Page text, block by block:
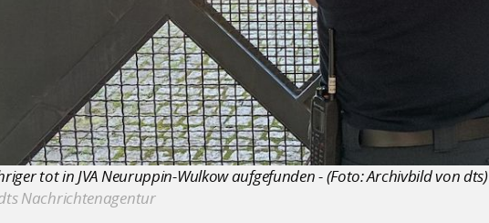
tot in JVA Neuruppin-Wulkow aufgefunden - (Foto: Archivbild von dts)
Nachrichtenagentur